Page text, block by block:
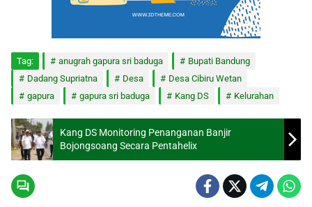
Tag: anugrah gapura sri baduga
Bupati Bandung
Dadang Supriatna
Desa
Desa Cibiru Wetan
gapura
gapura sri baduga Kang DS Kelurahan
Kang DS Monitoring Penanganan Banjir
Bojongsoang Secara Pentahelix